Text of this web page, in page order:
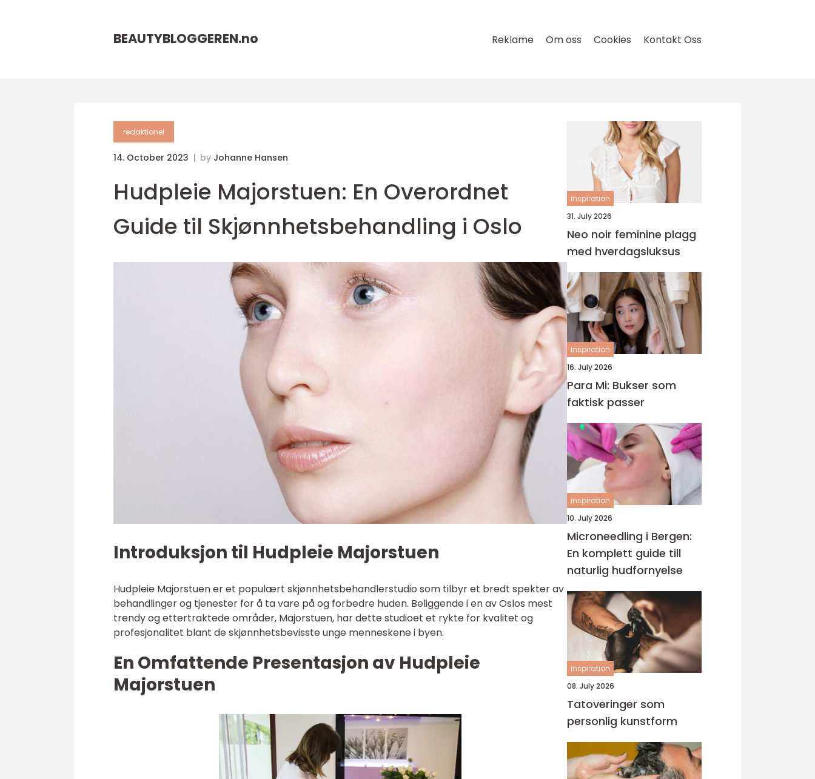
BEAUTYBLOGGEREN.no Reklame Om oss Cookies Kontakt Oss
redaktionel
14. October 2023 by Johanne Hansen
Hudpleie Majorstuen: En Overordnet
Guide til Skjønnhetsbehandling i Oslo
Introduksjon til Hudpleie Majorstuen
Hudpleie Majorstuen er et populært skjønnhetsbehandlerstudio som tilbyr et bredt spekter av
behandlinger og tjenester for å ta vare på og forbedre huden. Beliggende i en av Oslos mest
trendy og ettertraktede områder, Majorstuen, har dette studioet et rykte for kvalitet og
profesjonalitet blant de skjønnhetsbevisste unge menneskene i byen.
En Omfattende Presentasjon av Hudpleie
Majorstuen
inspiration
31. July 2026
Neo noir feminine plagg
med hverdagsluksus
inspiration
16. July 2026
Para Mi: Bukser som
faktisk passer
inspiration
10. July 2026
Microneedling i Bergen:
En komplett guide till
naturlig hudfornyelse
inspiration
08. July 2026
Tatoveringer som
personlig kunstform